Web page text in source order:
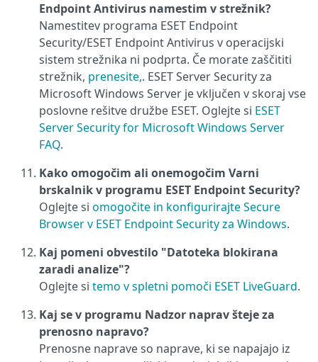
Endpoint Antivirus namestim v strežnik?
Namestitev programa ESET Endpoint
Security/ESET Endpoint Antivirus v operacijski
sistem strežnika ni podprta. Če morate zaščititi
strežnik, prenesite,. ESET Server Security za
Microsoft Windows Server je vključen v skoraj vse
poslovne rešitve družbe ESET. Oglejte si ESET
Server Security for Microsoft Windows Server
FAQ.
Kako omogočim ali onemogočim Varni
brskalnik v programu ESET Endpoint Security?
Oglejte si omogočite in konfigurirajte Secure
Browser v ESET Endpoint Security za Windows.
Kaj pomeni obvestilo "Datoteka blokirana
zaradi analize"?
Oglejte si temo v spletni pomoči ESET LiveGuard.
Kaj se v programu Nadzor naprav šteje za
prenosno napravo?
Prenosne naprave so naprave, ki se napajajo iz